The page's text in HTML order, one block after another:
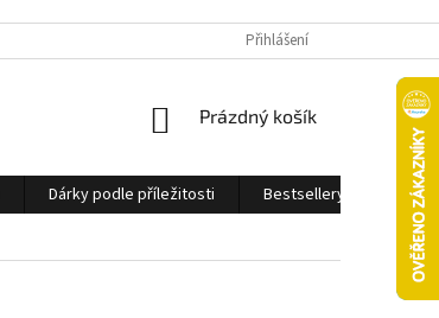
Přihlášení
NÁKUPNÍ
Prázdný košík
Dárky podle příležitosti Bestsellery